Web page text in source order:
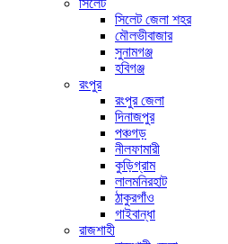
সিলেট
সিলেট জেলা শহর
মৌলভীবাজার
সুনামগঞ্জ
হবিগঞ্জ
রংপুর
রংপুর জেলা
দিনাজপুর
পঞ্চগড়
নীলফামারী
কুড়িগ্রাম
লালমনিরহাট
ঠাকুরগাঁও
গাইবান্ধা
রাজশাহী